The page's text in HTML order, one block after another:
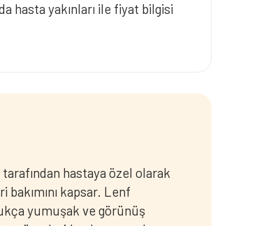
yakınları ile fiyat bilgisi
hastaya özel olarak
kapsar. Lenf
yumuşak ve görünüş